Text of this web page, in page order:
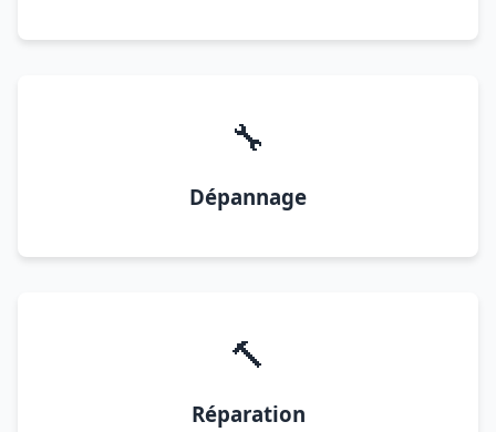
🔧
Dépannage
🔨
Réparation